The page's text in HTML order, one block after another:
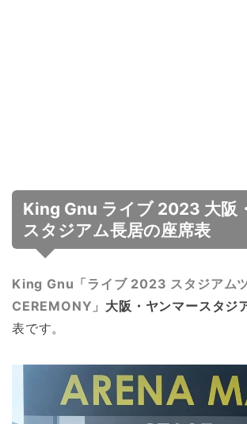
King Gnu ライブ 2023 大阪
スタジアム長居の座席表
King Gnu「ライブ 2023 スタジアム
CEREMONY」 大阪・ヤンマースタジ
表です。